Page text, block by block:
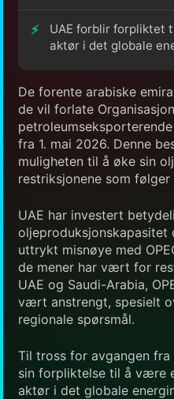
UAE forblir forpliktet
aktør i det globale
De forente arabiske
de vil forlate
fra 1. mai 2026. Denne
muligheten til å øke sin
restriksjonene som følger
UAE har investert
oljeproduksjonskapasitet
uttrykt misnøye med
de mener har vært for
UAE og Saudi-Arabia,
vært anstrengt, spesielt
regionale spørsmål.
Til tross for avgangen fra
sin forpliktelse til å være
aktør i det globale